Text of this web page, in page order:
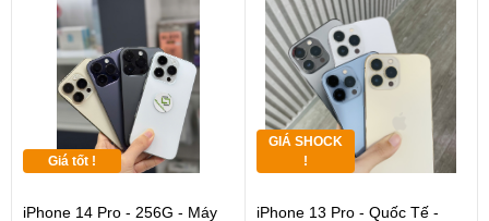
Giá tốt !
iPhone 14 Pro - 256G - Máy
GIÁ SHOCK
!
iPhone 13 Pro - Quốc Tế -